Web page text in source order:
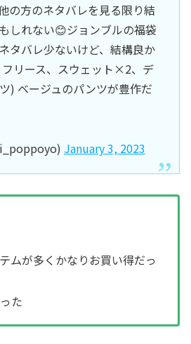
の方のネタバレを見る限り結
しれない😊ジョンブルの福袋
タバレ少ないけど、結構良か
リース、スウェット×2、デ
) ベージュのパンツが豊作だ
January 3, 2023
ムが多くかなりお買い得だっ
た